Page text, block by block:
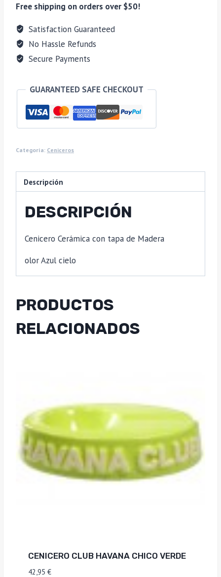
Free shipping on orders over $50!
Satisfaction Guaranteed
No Hassle Refunds
Secure Payments
GUARANTEED SAFE CHECKOUT
Categoría: Ceniceros
Descripción
DESCRIPCIÓN
Cenicero Cerámica con tapa de Madera
olor Azul cielo
PRODUCTOS
RELACIONADOS
CENICERO CLUB HAVANA CHICO VERDE
42,95 €